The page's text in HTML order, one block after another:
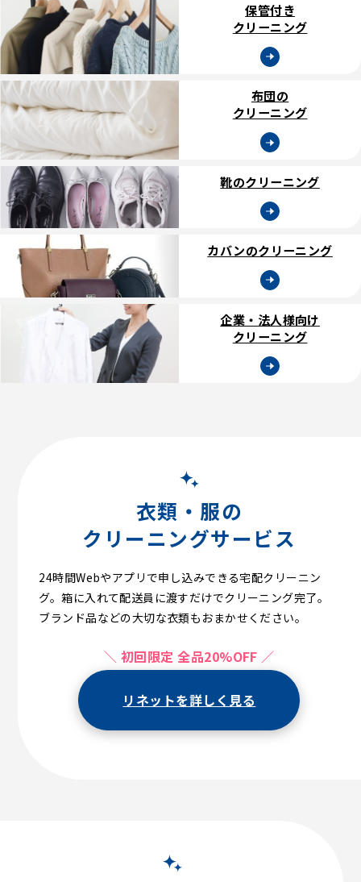
保管付き
クリーニング
布団の
クリーニング
靴のクリーニング
カバンのクリーニング
企業・法人様向け
クリーニング
衣類・服の
クリーニングサービス
24時間Webやアプリで申し込みできる宅配クリーニン
グ。箱に入れて配送員に渡すだけでクリーニング完了。
ブランド品などの大切な衣類もおまかせください。
＼ 初回限定 全品20%OFF ／
リネットを詳しく見る